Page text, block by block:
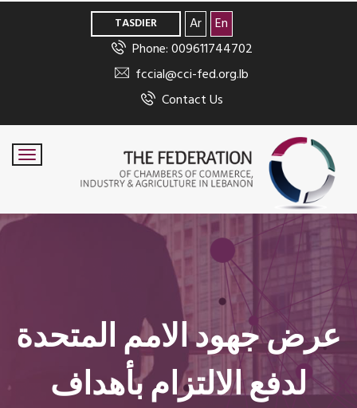
TASDIER Ar
En
Phone: 009611744702
fccial@cci-fed.org.lb
Contact Us
عرض جهود الامم المتحدة
لدفع الالتزام بأهداف